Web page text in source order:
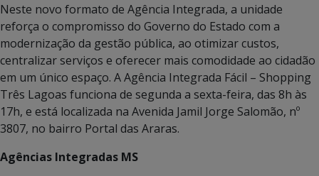
Neste novo formato de Agência Integrada, a unidade
reforça o compromisso do Governo do Estado com a
modernização da gestão pública, ao otimizar custos,
centralizar serviços e oferecer mais comodidade ao cidadão
em um único espaço. A Agência Integrada Fácil – Shopping
Três Lagoas funciona de segunda a sexta-feira, das 8h às
17h, e está localizada na Avenida Jamil Jorge Salomão, nº
3807, no bairro Portal das Araras.
Agências Integradas MS